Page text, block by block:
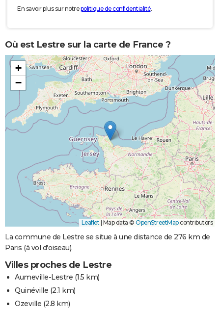
En savoir plus sur notrepolitique de confidentialité.
Où est Lestre sur la carte de France ?
+
−
Leaflet Map data © OpenStreetMapcontributors
La commune de Lestre se situe à une distance de 276 km de
Paris (à vol d'oiseau).
Villes proches de Lestre
Aumeville-Lestre (1.5 km)
Quinéville (2.1 km)
Ozeville (2.8 km)